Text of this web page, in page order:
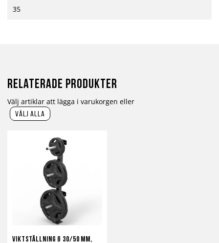
35
Relaterade produkter
Välj artiklar att lägga i varukorgen eller
välj alla
Viktställning Ø 30/50 mm,